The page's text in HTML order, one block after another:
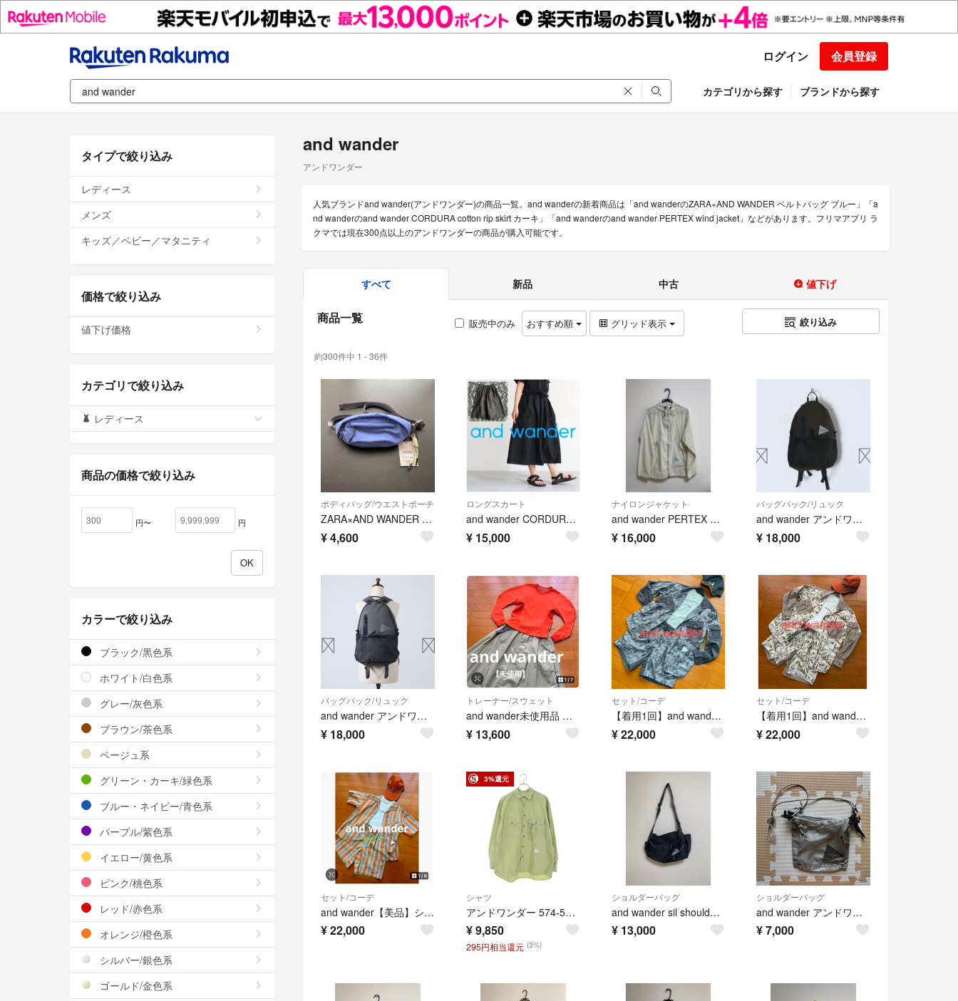
ログイン 会員登録
カテゴリから探す ブランドから探す
and wander
アンドワンダー
人気ブランドand wander(アンドワンダー)の商品一覧。and wanderの新着商品は「and wanderのZARA×AND WANDER ベルトバッグ ブルー」「a
nd wanderのand wander CORDURA cotton rip skirt カーキ」「and wanderのand wander PERTEX wind jacket」などがあります。フリマアプリ ラ
クマでは現在300点以上のアンドワンダーの商品が購入可能です。
すべて 新品 中古 値下げ
商品一覧 販売中のみ おすすめ順 グリッド表示 絞り込み
約300件中 1 - 36件
ボディバッグ/ウエストポーチ
ZARA×AND WANDER ベルトバッグ ブルー
¥4,600
ロングスカート
and wander CORDURA cotton rip skirt カーキ
¥ 15,000
ナイロンジャケット
and wander PERTEX wind jacket
¥ 16,000
バッグパック/リュック
and wander アンドワンダー 20L daypack リュック カーキ
¥ 18,000
バッグパック/リュック
and wander アンドワンダー 20L daypack リュック グレー
¥ 18,000
トレーナー/スウェット
and wander未使用品 トップス
¥ 13,600
セット/コーデ
【着用1回】and wanderセットアップ
¥22,000
セット/コーデ
【着用1回】and wanderセットアップ
¥22,000
セット/コーデ
and wander【美品】シャツ＆パンツセット
¥22,000
3%還元
シャツ
アンドワンダー 574-5183078 CORDURAナイロン長袖シャツ メンズ L
¥9,850
295円相当還元 (3%)
ショルダーバッグ
and wander sil shoulder bag
¥ 13,000
ショルダーバッグ
and wander アンドワンダー サコッシュ キューベンファイバー
¥7,000
タイプで絞り込み
レディース
メンズ
キッズ／ベビー／マタニティ
価格で絞り込み
値下げ価格
カテゴリで絞り込み
レディース
商品の価格で絞り込み
円〜 円
カラーで絞り込み
ブラック/黒色系
ホワイト/白色系
グレー/灰色系
ブラウン/茶色系
ベージュ系
グリーン・カーキ/緑色系
ブルー・ネイビー/青色系
パープル/紫色系
イエロー/黄色系
ピンク/桃色系
レッド/赤色系
オレンジ/橙色系
シルバー/銀色系
ゴールド/金色系